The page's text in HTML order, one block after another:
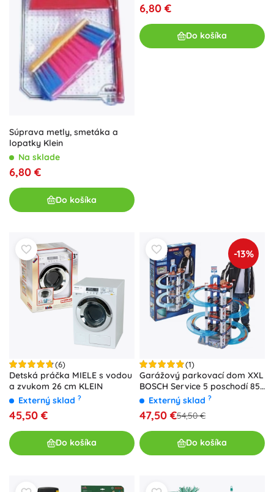
Súprava metly, smetáka a
lopatky Klein
Na sklade
6,80 €
Do košíka
6,80 €
Do košíka
(6)
Detská práčka MIELE s vodou
a zvukom 26 cm KLEIN
Externý sklad ?
45,50 €
Do košíka
-13%
(1)
Garážový parkovací dom XXL
BOSCH Service 5 poschodí 85
cm od Klein + 2 autíčka
Externý sklad ?
47,50 €54,50 €
Do košíka